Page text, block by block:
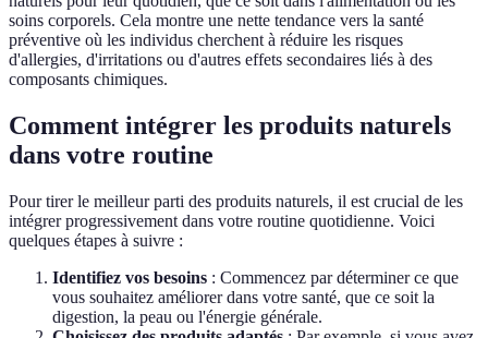
soins corporels. Cela montre une nette tendance vers la santé
préventive où les individus cherchent à réduire les risques
d'allergies, d'irritations ou d'autres effets secondaires liés à des
composants chimiques.
Comment intégrer les produits naturels
dans votre routine
Pour tirer le meilleur parti des produits naturels, il est crucial de les
intégrer progressivement dans votre routine quotidienne. Voici
quelques étapes à suivre :
Identifiez vos besoins : Commencez par déterminer ce que
vous souhaitez améliorer dans votre santé, que ce soit la
digestion, la peau ou l'énergie générale.